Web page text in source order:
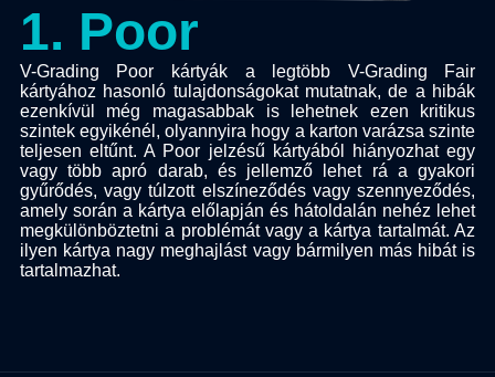
1. Poor
V-Grading Poor kártyák a legtöbb V-Grading Fair
kártyához hasonló tulajdonságokat mutatnak, de a hibák
ezenkívül még magasabbak is lehetnek ezen kritikus
szintek egyikénél, olyannyira hogy a karton varázsa szinte
teljesen eltűnt. A Poor jelzésű kártyából hiányozhat egy
vagy több apró darab, és jellemző lehet rá a gyakori
gyűrődés, vagy túlzott elszíneződés vagy szennyeződés,
amely során a kártya előlapján és hátoldalán nehéz lehet
megkülönböztetni a problémát vagy a kártya tartalmát. Az
ilyen kártya nagy meghajlást vagy bármilyen más hibát is
tartalmazhat.